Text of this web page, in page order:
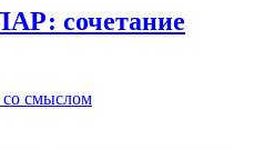
сочетание